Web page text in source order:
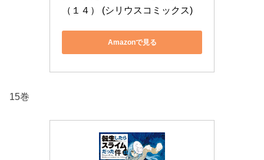
（１４） (シリウスコミックス)
Amazonで見る
15巻